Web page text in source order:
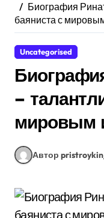
Биография
баяниста с
Uncategorised
–
мировым
Автор pristroykin_